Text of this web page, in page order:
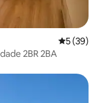
5 de uma
5 (39)
2BR 2BA